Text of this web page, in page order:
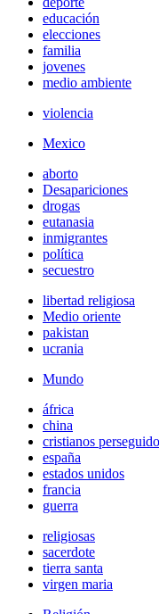
educación
elecciones
familia
jovenes
medio ambiente
violencia
Mexico
aborto
Desapariciones
drogas
eutanasia
inmigrantes
política
secuestro
libertad religiosa
Medio oriente
pakistan
ucrania
Mundo
áfrica
china
cristianos
españa
estados unidos
francia
guerra
religiosas
sacerdote
tierra santa
virgen maria